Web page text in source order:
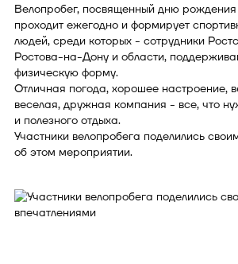
Велопробег, посвященный дню
проходит ежегодно и формирует
людей, среди которых - сотрудники
Ростова-на-Дону и области,
физическую форму.
Отличная погода, хорошее настроение,
веселая, дружная компания - все, что
и полезного отдыха.
Участники велопробега поделились
об этом мероприятии.